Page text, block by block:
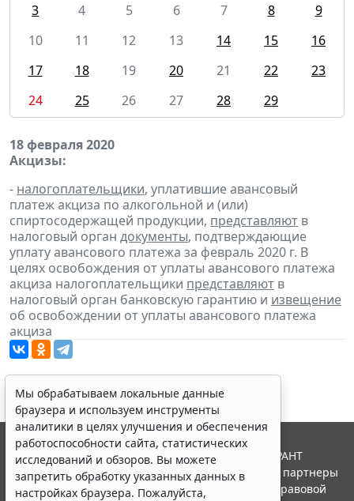
3
4 5 6 7 8
9
10
11 12 13 14 15
16
17
18 19 20 21 22
23
24
25 26 27 28 29
18 февраля 2020
Акцизы:
- налогоплательщики, уплатившие авансовый
платеж акциза по алкогольной и (или)
спиртосодержащей продукции, представляют в
налоговый орган документы, подтверждающие
уплату авансового платежа за февраль 2020 г. В
целях освобождения от уплаты авансового платежа
акциза налогоплательщики представляют в
налоговый орган банковскую гарантию и извещение
об освобождении от уплаты авансового платежа
акциза
Мы обрабатываем локальные данные
браузера и используем инструменты
аналитики в целях улучшения и обеспечения
работоспособности сайта, статистических
исследований и обзоров. Вы можете
запретить обработку указанных данных в
настройках браузера. Пожалуйста,
© ООО "НПП "ГАРАНТ-СЕРВИС", 2026. Система ГАРАНТ
выпускается с 1990 года. Компания "Гарант" и ее партнеры
являются участниками Российской ассоциации правовой